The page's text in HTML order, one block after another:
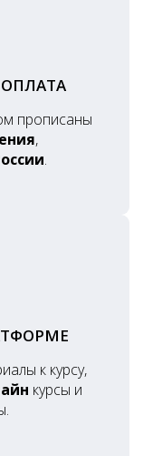
прописаны
,
.
к курсу,
курсы и